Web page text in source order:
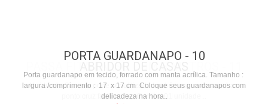
Fita Falso Passafita cor - azul claro Peça com 3 metros e 17 mm de
largura Composição: 67% Poliéster ..
Abridor de Casas e pode ser utilizado também como desmacha o
ponto cruz facilmente . Contém 01 unidade ..
PORTA GUARDANAPO - 10
Porta guardanapo em tecido, forrado com manta acrílica. Tamanho :
largura /comprimento : 17 x 17 cm Coloque seus guardanapos com
delicadeza na hora..